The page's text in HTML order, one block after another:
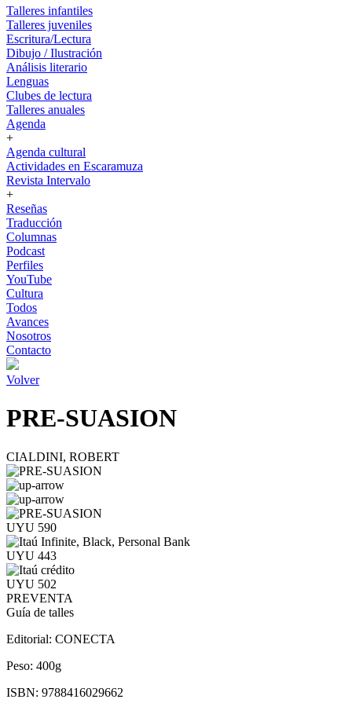
Talleres infantiles
Talleres juveniles
Escritura/Lectura
Dibujo / Ilustración
Análisis literario
Lenguas
Clubes de lectura
Talleres anuales
Agenda
+
Agenda cultural
Actividades en Escaramuza
Revista Intervalo
+
Reseñas
Traducción
Columnas
Podcast
Perfiles
YouTube
Cultura
Todos
Avances
Nosotros
Contacto
Volver
PRE-SUASION
CIALDINI, ROBERT
UYU 590
UYU 443
UYU 502
PREVENTA
Guía de talles
Editorial: CONECTA
Peso: 400g
ISBN: 9788416029662